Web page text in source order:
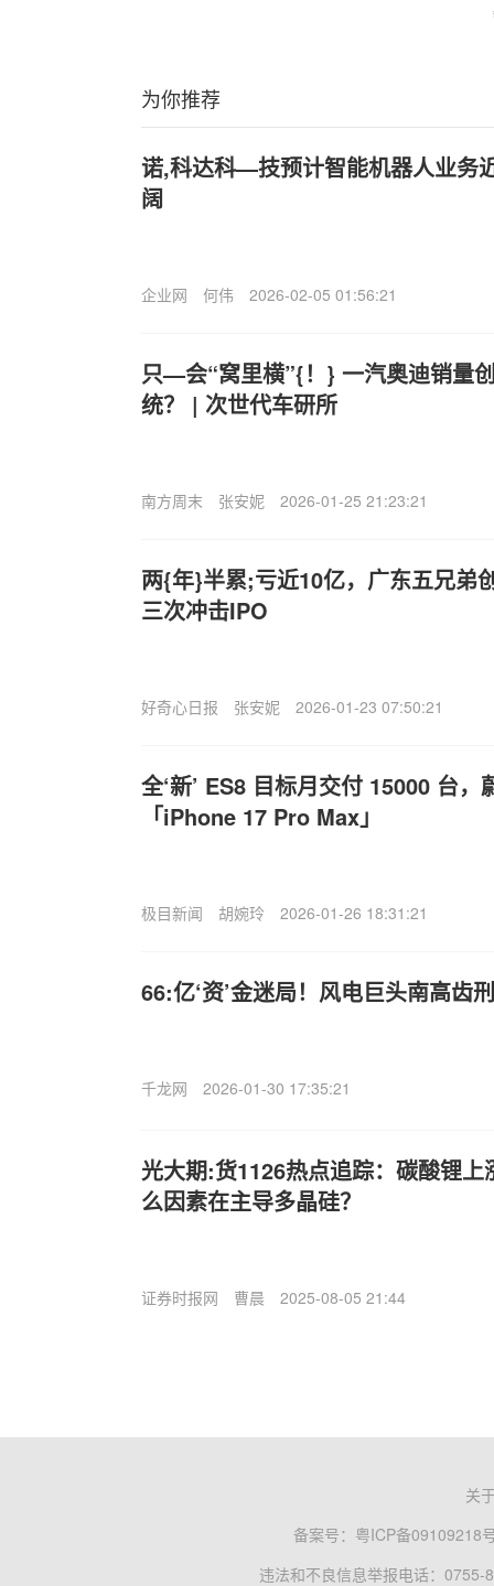
为你推荐
诺,科达科—技预计智能机器人业务
阔
企业网 何伟 2026-02-05 01:56:21
只—会“窝里横”{！} 一汽奥迪销量
统？ | 次世代车研所
南方周末 张安妮 2026-01-25 21:23:21
两{年}半累;亏近10亿，广东五兄弟
三次冲击IPO
好奇心日报 张安妮 2026-01-23 07:50:21
全‘新’ ES8 目标月交付 15000 台
「iPhone 17 Pro Max」
极目新闻 胡婉玲 2026-01-26 18:31:21
66:亿‘资’金迷局！风电巨头南高齿
千龙网 2026-01-30 17:35:21
光大期:货1126热点追踪：碳酸锂
么因素在主导多晶硅？
证券时报网 曹晨 2025-08-05 21:44
关
备案号： 粤ICP备09109218
违法和不良信息举报电话：0755-